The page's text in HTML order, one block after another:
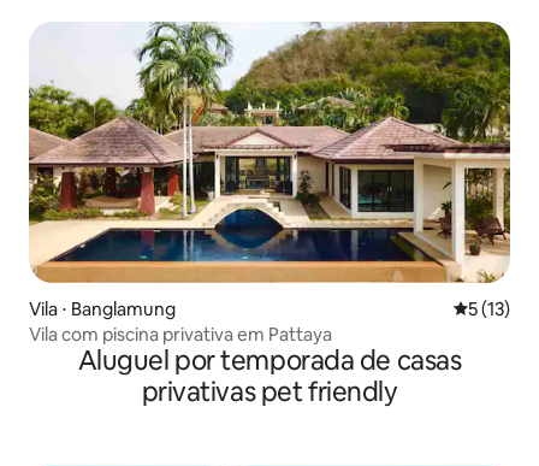
Vila ⋅ Banglamung 5 de uma
5 (13)
Vila com piscina privativa em Pattaya
Aluguel por temporada de casas
privativas pet friendly